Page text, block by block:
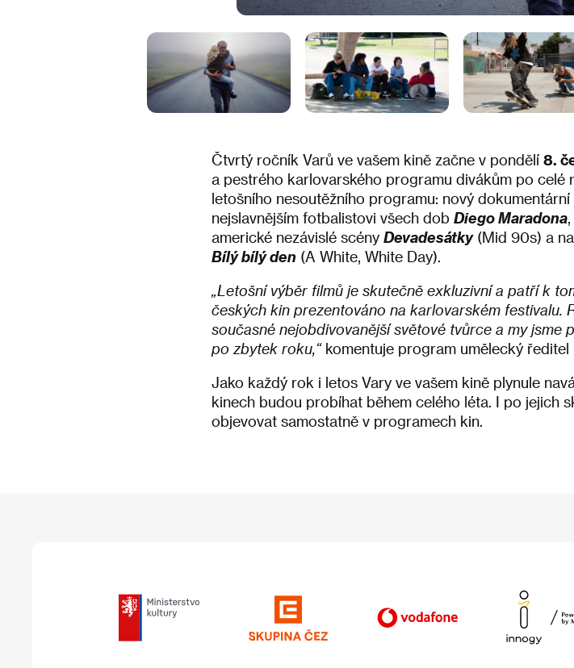
Čtvrtý ročník Varů ve vašem kině začne v pondělí 8.
a pestrého karlovarského programu divákům po
letošního nesoutěžního programu: nový
nejslavnějším fotbalistovi všech dob Diego Maradona
americké nezávislé scény Devadesátky(Mid 90s) a
Bílý bílý den (A White, White Day).
„Letošní výběr filmů je skutečně exkluzivní a patří k
českých kin prezentováno na karlovarském festivalu.
současné nejobdivovanější světové tvůrce a my jsme
po zbytek roku,“komentuje program umělecký ředitel
Jako každý rok i letos Vary ve vašem kině plynule
kinech budou probíhat během celého léta. I po jejich
objevovat samostatně v programech kin.